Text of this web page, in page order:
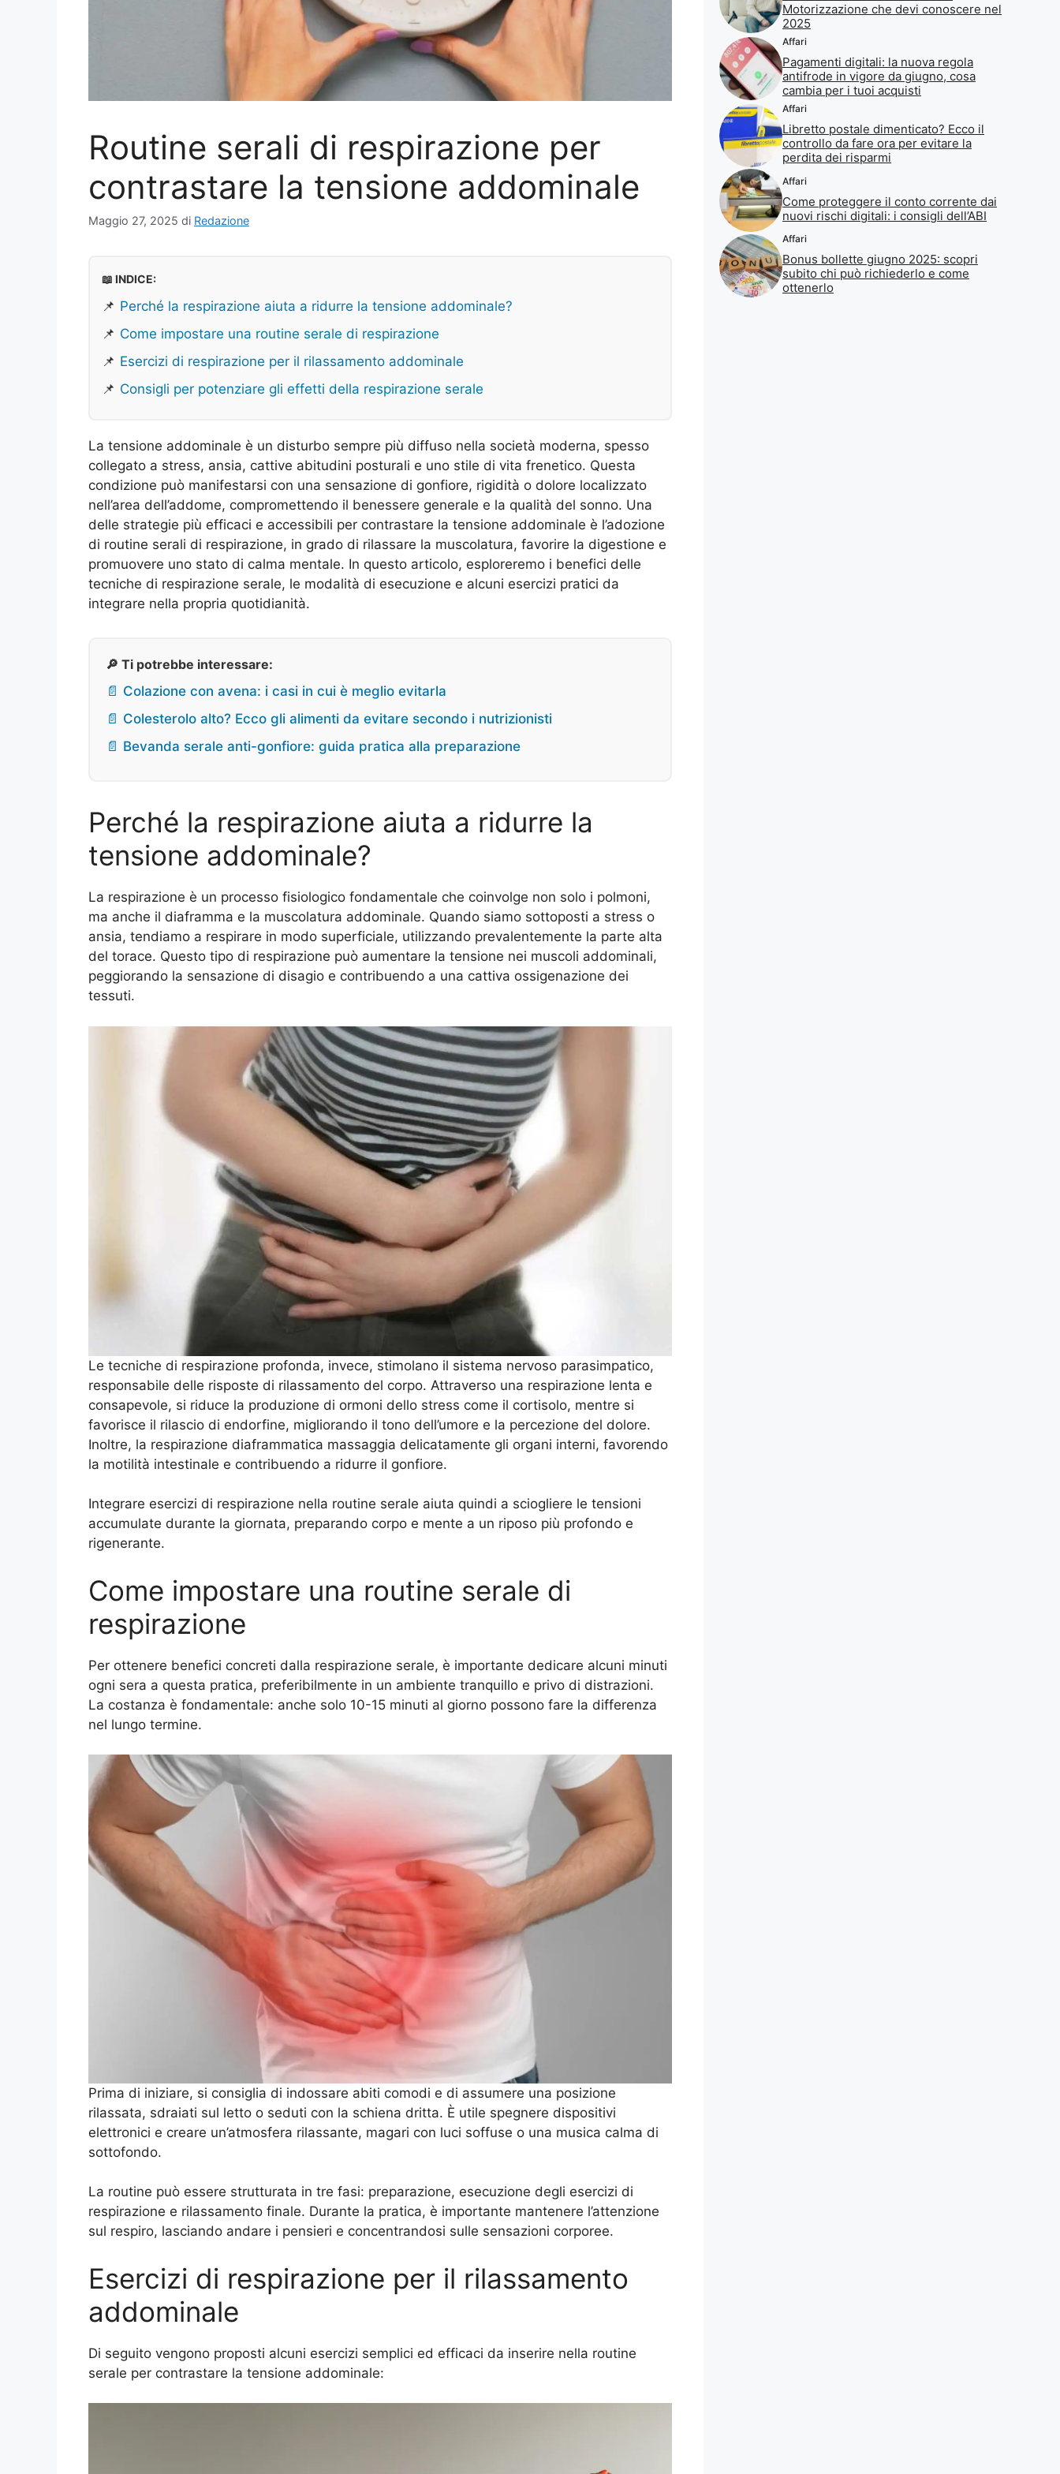
Routine serali di respirazione per
contrastare la tensione addominale
Maggio 27, 2025 di Redazione
📖 INDICE:
📌 Perché la respirazione aiuta a ridurre la tensione addominale?
📌 Come impostare una routine serale di respirazione
📌 Esercizi di respirazione per il rilassamento addominale
📌 Consigli per potenziare gli effetti della respirazione serale
La tensione addominale è un disturbo sempre più diffuso nella società moderna, spesso
collegato a stress, ansia, cattive abitudini posturali e uno stile di vita frenetico. Questa
condizione può manifestarsi con una sensazione di gonfiore, rigidità o dolore localizzato
nell’area dell’addome, compromettendo il benessere generale e la qualità del sonno. Una
delle strategie più efficaci e accessibili per contrastare la tensione addominale è l’adozione
di routine serali di respirazione, in grado di rilassare la muscolatura, favorire la digestione e
promuovere uno stato di calma mentale. In questo articolo, esploreremo i benefici delle
tecniche di respirazione serale, le modalità di esecuzione e alcuni esercizi pratici da
integrare nella propria quotidianità.
🔎 Ti potrebbe interessare:
📄 Colazione con avena: i casi in cui è meglio evitarla
📄 Colesterolo alto? Ecco gli alimenti da evitare secondo i nutrizionisti
📄 Bevanda serale anti-gonfiore: guida pratica alla preparazione
Perché la respirazione aiuta a ridurre la
tensione addominale?
La respirazione è un processo fisiologico fondamentale che coinvolge non solo i polmoni,
ma anche il diaframma e la muscolatura addominale. Quando siamo sottoposti a stress o
ansia, tendiamo a respirare in modo superficiale, utilizzando prevalentemente la parte alta
del torace. Questo tipo di respirazione può aumentare la tensione nei muscoli addominali,
peggiorando la sensazione di disagio e contribuendo a una cattiva ossigenazione dei
tessuti.
Le tecniche di respirazione profonda, invece, stimolano il sistema nervoso parasimpatico,
responsabile delle risposte di rilassamento del corpo. Attraverso una respirazione lenta e
consapevole, si riduce la produzione di ormoni dello stress come il cortisolo, mentre si
favorisce il rilascio di endorfine, migliorando il tono dell’umore e la percezione del dolore.
Inoltre, la respirazione diaframmatica massaggia delicatamente gli organi interni, favorendo
la motilità intestinale e contribuendo a ridurre il gonfiore.
Integrare esercizi di respirazione nella routine serale aiuta quindi a sciogliere le tensioni
accumulate durante la giornata, preparando corpo e mente a un riposo più profondo e
rigenerante.
Come impostare una routine serale di
respirazione
Per ottenere benefici concreti dalla respirazione serale, è importante dedicare alcuni minuti
ogni sera a questa pratica, preferibilmente in un ambiente tranquillo e privo di distrazioni.
La costanza è fondamentale: anche solo 10-15 minuti al giorno possono fare la differenza
nel lungo termine.
Prima di iniziare, si consiglia di indossare abiti comodi e di assumere una posizione
rilassata, sdraiati sul letto o seduti con la schiena dritta. È utile spegnere dispositivi
elettronici e creare un’atmosfera rilassante, magari con luci soffuse o una musica calma di
sottofondo.
La routine può essere strutturata in tre fasi: preparazione, esecuzione degli esercizi di
respirazione e rilassamento finale. Durante la pratica, è importante mantenere l’attenzione
sul respiro, lasciando andare i pensieri e concentrandosi sulle sensazioni corporee.
Esercizi di respirazione per il rilassamento
addominale
Di seguito vengono proposti alcuni esercizi semplici ed efficaci da inserire nella routine
serale per contrastare la tensione addominale:
Motorizzazione che devi conoscere nel
2025
Affari
Pagamenti digitali: la nuova regola
antifrode in vigore da giugno, cosa
cambia per i tuoi acquisti
Affari
Libretto postale dimenticato? Ecco il
controllo da fare ora per evitare la
perdita dei risparmi
Affari
Come proteggere il conto corrente dai
nuovi rischi digitali: i consigli dell’ABI
Affari
Bonus bollette giugno 2025: scopri
subito chi può richiederlo e come
ottenerlo